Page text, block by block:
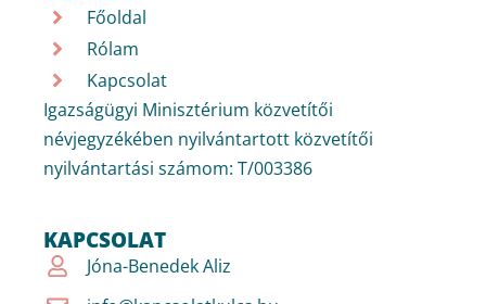
Főoldal
Rólam
Kapcsolat
Igazságügyi Minisztérium közvetítői
névjegyzékében nyilvántartott közvetítői
nyilvántartási számom: T/003386
KAPCSOLAT
Jóna-Benedek Aliz